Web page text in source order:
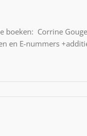
boeken: Corrine
en E-nummers